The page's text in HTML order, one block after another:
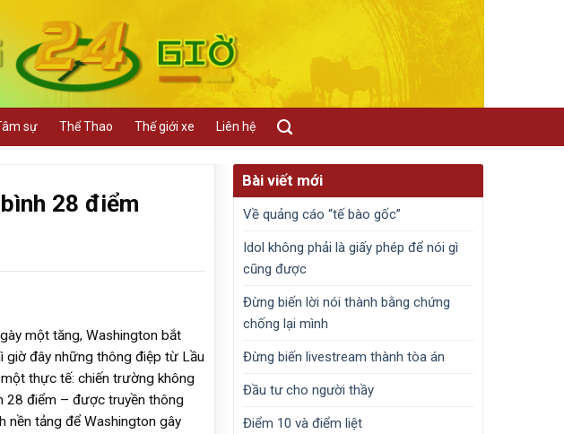
sự Thể Thao Thế giới xe Liên hệ
28 điểm
một tăng, Washington bắt
giờ đây những thông điệp từ Lầu
thực tế: chiến trường không
28 điểm – được truyền thông
nền tảng để Washington gây
Bài viết mới
Về quảng cáo “tế bào gốc”
Idol không phải là giấy phép để nói gì
cũng được
Đừng biến lời nói thành bằng chứng
chống lại mình
Đừng biến livestream thành tòa án
Đầu tư cho người thầy
Điểm 10 và điểm liệt